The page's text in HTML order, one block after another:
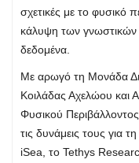
σχετικές με το φυσικό
κάλυψη των γνωστικών
δεδομένα.
Με αρωγό τη Μονάδα
Κοιλάδας Αχελώου και
Φυσικού
τις δυνάμεις τους για
iSea, το Tethys